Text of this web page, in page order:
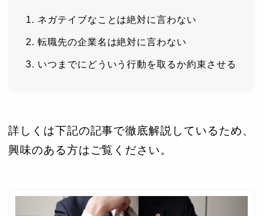
ネガテイブなことは絶対に言わない
転職先の企業名は絶対に言わない
いつまでにどういう行動を取るか約束させる
詳しくは下記の記事で徹底解説しているため、
興味のある方はご覧ください。